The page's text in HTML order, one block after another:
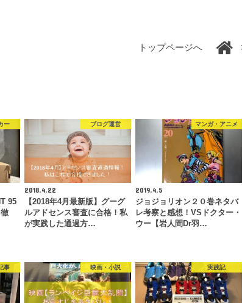
トップページへ
ー
95
ブログ運営
2018.4.22
【2018年4月最新版】グーグ
ルアドセンス審査に合格！私
が実践した通過方…
マンガ・アニメ
2019.4.5
ジョジョリオン２０巻ネタバ
レ考察と感想！VSドクター・
ウー【岩人間Dr羽…
事 映画・小説 実践記